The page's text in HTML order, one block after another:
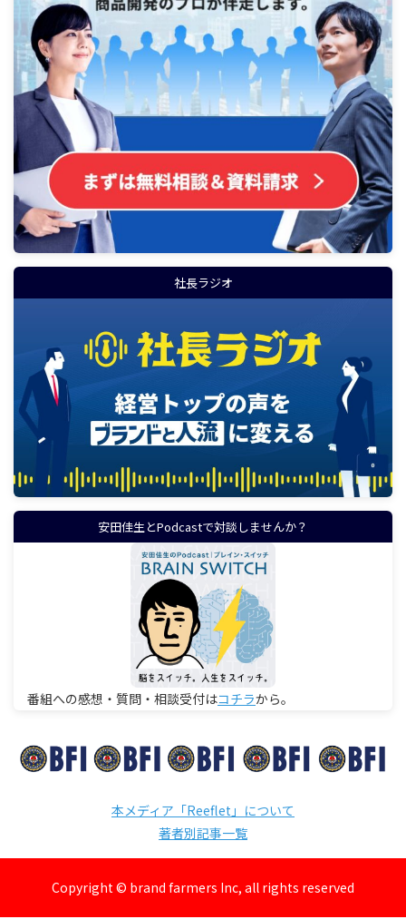
社長ラジオ
安田佳生とPodcastで対談しませんか？
番組への感想・質問・相談受付はコチラから。
本メディア「Reeflet」について
著者別記事一覧
Copyright © brand farmers Inc, all rights reserved